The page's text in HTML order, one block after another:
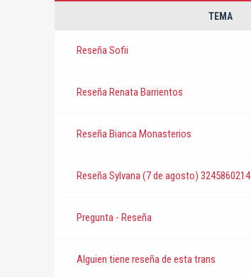
TEMA
Reseña Sofii
Reseña Renata Barrientos
Reseña Bianca Monasterios
Reseña Sylvana (7 de agosto) 3245860214
Pregunta - Reseña
Alguien tiene reseña de esta trans